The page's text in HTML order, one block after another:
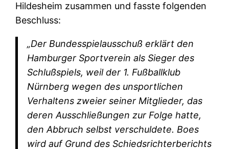
Hildesheim zusammen und fasste folgenden
Beschluss:
„Der Bundesspielausschuß erklärt den
Hamburger Sportverein als Sieger des
Schlußspiels, weil der 1. Fußballklub
Nürnberg wegen des unsportlichen
Verhaltens zweier seiner Mitglieder, das
deren Ausschließungen zur Folge hatte,
den Abbruch selbst verschuldete. Boes
wird auf Grund des Schiedsrichterberichts